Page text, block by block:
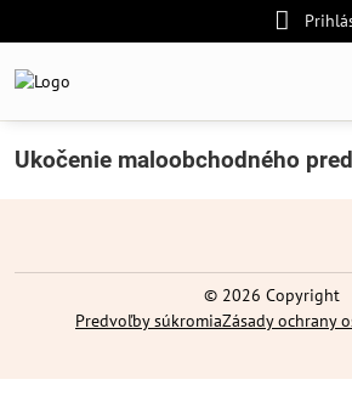
Ukočenie maloobchodného
© 2026 Copyright
Predvoľby súkromiaZásady ochrany